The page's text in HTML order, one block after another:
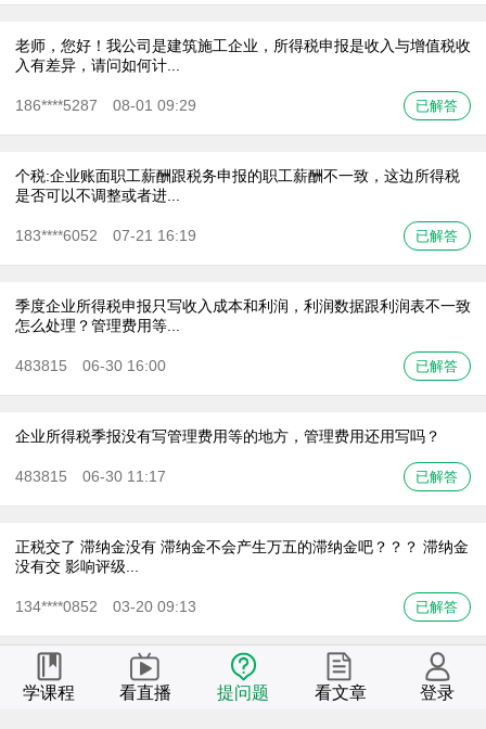
老师，您好！我公司是建筑施工企业，所得税申报是收入与增值税收
入有差异，请问如何计...
186****5287 08-01 09:29 已解答
个税:企业账面职工薪酬跟税务申报的职工薪酬不一致，这边所得税
是否可以不调整或者进...
183****6052 07-21 16:19 已解答
季度企业所得税申报只写收入成本和利润，利润数据跟利润表不一致
怎么处理？管理费用等...
483815 06-30 16:00 已解答
企业所得税季报没有写管理费用等的地方，管理费用还用写吗？
483815 06-30 11:17 已解答
正税交了 滞纳金没有 滞纳金不会产生万五的滞纳金吧？？？ 滞纳金
没有交 影响评级...
134****0852 03-20 09:13 已解答
老师 我们公司（一般人）购买了房产，登记了的，然后没拿到产权
，过了拿房期。现在...
学课程 看直播 提问题 看文章 登录